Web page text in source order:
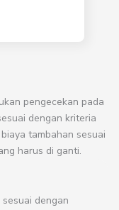
pengecekan pada
dengan kriteria
tambahan sesuai
harus di ganti.
dengan